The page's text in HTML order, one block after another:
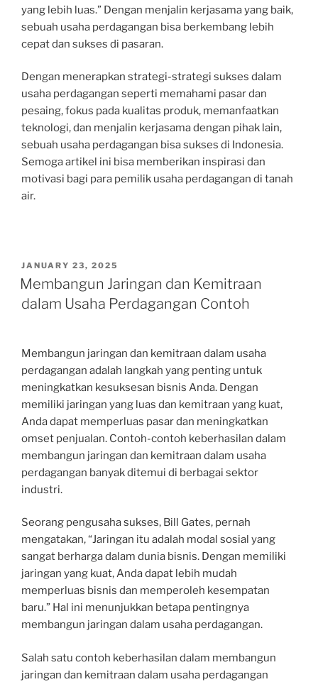
yang lebih luas.” Dengan menjalin kerjasama yang baik,
sebuah usaha perdagangan bisa berkembang lebih
cepat dan sukses di pasaran.
Dengan menerapkan strategi-strategi sukses dalam
usaha perdagangan seperti memahami pasar dan
pesaing, fokus pada kualitas produk, memanfaatkan
teknologi, dan menjalin kerjasama dengan pihak lain,
sebuah usaha perdagangan bisa sukses di Indonesia.
Semoga artikel ini bisa memberikan inspirasi dan
motivasi bagi para pemilik usaha perdagangan di tanah
air.
POSTED
ON
JANUARY 23, 2025
Membangun Jaringan dan Kemitraan
dalam Usaha Perdagangan Contoh
Membangun jaringan dan kemitraan dalam usaha
perdagangan adalah langkah yang penting untuk
meningkatkan kesuksesan bisnis Anda. Dengan
memiliki jaringan yang luas dan kemitraan yang kuat,
Anda dapat memperluas pasar dan meningkatkan
omset penjualan. Contoh-contoh keberhasilan dalam
membangun jaringan dan kemitraan dalam usaha
perdagangan banyak ditemui di berbagai sektor
industri.
Seorang pengusaha sukses, Bill Gates, pernah
mengatakan, “Jaringan itu adalah modal sosial yang
sangat berharga dalam dunia bisnis. Dengan memiliki
jaringan yang kuat, Anda dapat lebih mudah
memperluas bisnis dan memperoleh kesempatan
baru.” Hal ini menunjukkan betapa pentingnya
membangun jaringan dalam usaha perdagangan.
Salah satu contoh keberhasilan dalam membangun
jaringan dan kemitraan dalam usaha perdagangan